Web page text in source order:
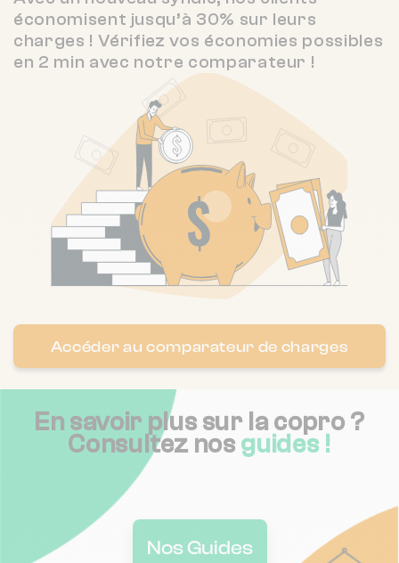
économisent jusqu’à 30% sur leurs
charges ! Vérifiez vos économies possibles
en 2 min avec notre comparateur !
Accéder au comparateur de charges
En savoir plus sur la copro ?
Consultez nos guides !
Nos Guides